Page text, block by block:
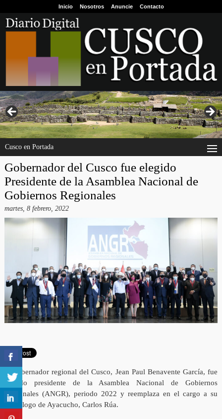
Inicio Nosotros Anuncie Contacto
Cusco en Portada
Gobernador del Cusco fue elegido
Presidente de la Asamblea Nacional de
Gobiernos Regionales
martes, 8 febrero, 2022
El gobernador regional del Cusco, Jean Paul Benavente García, fue
elegido presidente de la Asamblea Nacional de Gobiernos
Regionales (ANGR), periodo 2022 y reemplaza en el cargo a su
homólogo de Ayacucho, Carlos Rúa.